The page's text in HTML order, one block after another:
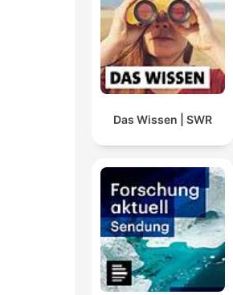
Das Wissen | SWR